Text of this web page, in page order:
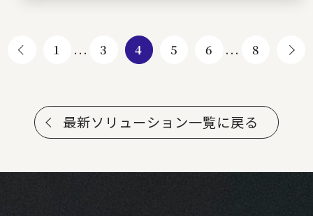
1 ... 3 4 5 6 ... 8
最新ソリューション一覧に戻る